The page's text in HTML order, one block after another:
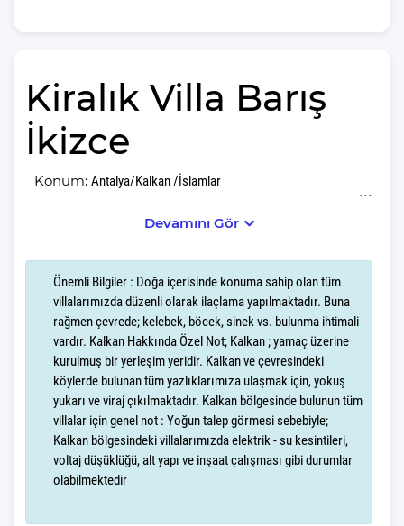
Kiralık Villa Barış
İkizce
Konum: Antalya/Kalkan /İslamlar
Villa Barış İkizce Balayı çiftlerine ve küçük ailelere yönelik olarak
destinasyonudur. Bu özel villa, misafirlerine huzur dolu ve
unutulmaz anlar yaşatma amacıyla her detayıyla düşünülmüştür.
Balayı çiftleri için hazırlanan Villa Barış İkizce romantizm ve
konforu bir arada sunar. Burada, yeni evlenen çiftler, birlikte
geçirecekleri ilk günleri doğanın sakinliği içinde, rüya gibi bir
atmosferde kutlayabilirler.
Villa Barış İkizce İslamlar'ın nefes kesen doğası içerisinde yer
alır. Sabahları kuş cıvıltılarıyla uyanacak, gün boyu doğanın
taptaze havasını soluyarak stres ve yorgunluktan arınacaksınız.
Devamını Gör
Önemli Bilgiler : Doğa içerisinde konuma sahip olan tüm
villalarımızda düzenli olarak ilaçlama yapılmaktadır. Buna
rağmen çevrede; kelebek, böcek, sinek vs. bulunma ihtimali
vardır. Kalkan Hakkında Özel Not; Kalkan ; yamaç üzerine
kurulmuş bir yerleşim yeridir. Kalkan ve çevresindeki
köylerde bulunan tüm yazlıklarımıza ulaşmak için, yokuş
yukarı ve viraj çıkılmaktadır. Kalkan bölgesinde bulunun tüm
villalar için genel not : Yoğun talep görmesi sebebiyle;
Kalkan bölgesindeki villalarımızda elektrik - su kesintileri,
voltaj düşüklüğü, alt yapı ve inşaat çalışması gibi durumlar
olabilmektedir